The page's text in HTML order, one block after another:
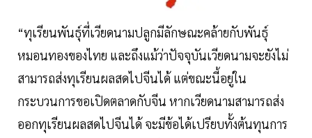
“ทุเรียนพันธุ์ที่เวียดนามปลูกมีลักษณะคล้ายกับพันธุ์
หมอนทองของไทย และถึงแม้ว่าปัจจุบันเวียดนามจะยังไม่
สามารถส่งทุเรียนผลสดไปจีนได้ แต่ขณะนี้อยู่ใน
กระบวนการขอเปิดตลาดกับจีน หากเวียดนามสามารถส่ง
ออกทุเรียนผลสดไปจีนได้ จะมีข้อได้เปรียบทั้งต้นทุนการ